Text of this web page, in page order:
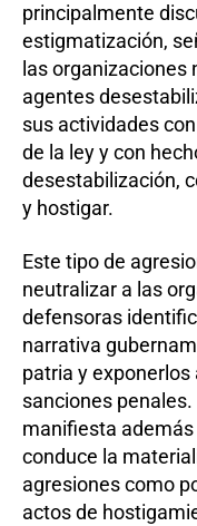
principalmente
estigmatización,
las
agentes
sus actividades
de la ley y con
desestabilización,
y hostigar.
Este tipo de
neutralizar a las
defensoras
narrativa
patria y
sanciones
manifiesta
conduce la
agresiones como
actos de